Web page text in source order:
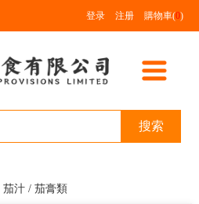
登录 注册 購物車(0)
搜索
茄汁 / 茄膏類